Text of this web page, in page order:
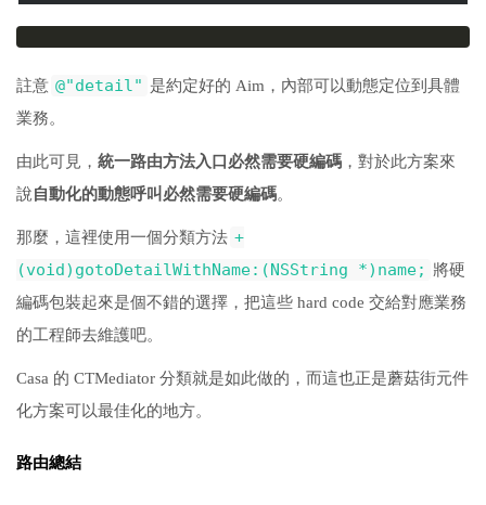
註意 @"detail" 是約定好的 Aim，內部可以動態定位到具體
業務。
由此可見， 統一路由方法入口必然需要硬編碼 ，對於此方案來
說自動化的動態呼叫必然需要硬編碼。
那麼，這裡使用一個分類方法 +
(void)gotoDetailWithName:(NSString *)name;
將硬
編碼包裝起來是個不錯的選擇，把這些 hard code 交給對應業務
的工程師去維護吧。
Casa 的 CTMediator 分類就是如此做的，而這也正是蘑菇街元件
化方案可以最佳化的地方。
路由總結